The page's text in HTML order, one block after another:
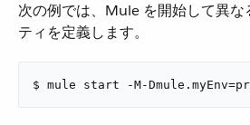
次の例では、Mule を開始して異な
ティを定義します。
$ mule start -M-